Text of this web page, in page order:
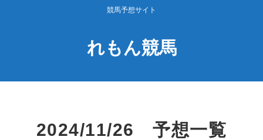
競馬予想サイト
れもん競馬
2024/11/26 予想一覧